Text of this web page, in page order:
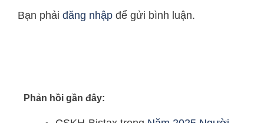
Bạn phải đăng nhập để gửi bình luận.
Phản hồi gần đây: